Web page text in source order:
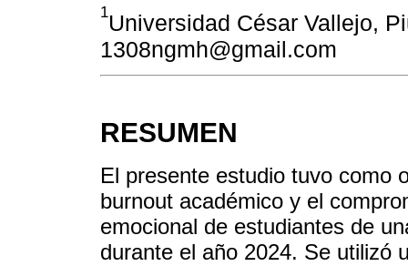
1Universidad César Vallejo,
1308ngmh@gmail.com
RESUMEN
El presente estudio tuvo como
burnout académico y el
emocional de estudiantes de
durante el año 2024. Se utilizó